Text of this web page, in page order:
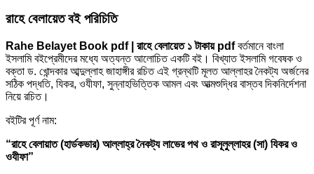
রাহে বেলায়েত বই পরিচিতি
Rahe Belayet Book pdf | রাহে বেলায়েত ১ টাকায় pdfবর্তমানে বাংলা
ইসলামি বইপ্রেমীদের মধ্যে অত্যন্ত আলোচিত একটি বই। বিখ্যাত ইসলামি গবেষক ও
বক্তা ড. খোন্দকার আব্দুল্লাহ জাহাঙ্গীররচিত এই গ্রন্থটি মূলত আল্লাহর নৈকট্য অর্জনের
সঠিক পদ্ধতি, যিকর, ওযীফা, সুন্নাহভিত্তিক আমল এবং আত্মশুদ্ধির বাস্তব দিকনির্দেশনা
নিয়ে রচিত।
বইটির পূর্ণ নাম:
“রাহে বেলায়াত (হার্ডকভার) আল্লাহ্‌র নৈকট্য লাভের পথ ও রাসূলুল্লাহর (সা) যিকর ও
ওযীফা”